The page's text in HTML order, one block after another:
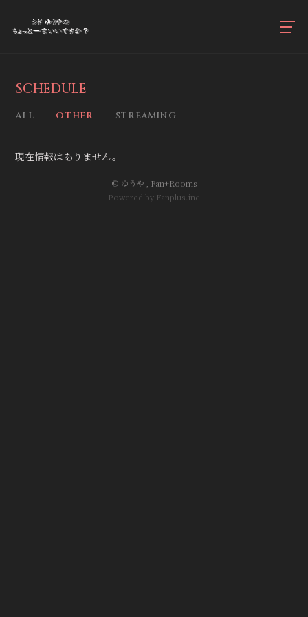
SCHEDULE
ALL OTHER STREAMING
現在情報はありません。
© ゆうや , Fan+Rooms
Powered by Fanplus.inc